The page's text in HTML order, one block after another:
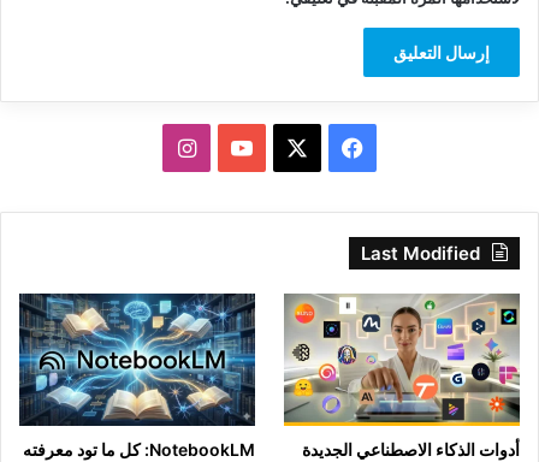
فيسبوك ‫YouTubeانستقرام
Last Modified
أدوات الذكاء الاصطناعي الجديدة
NotebookLM: كل ما تود معرفته